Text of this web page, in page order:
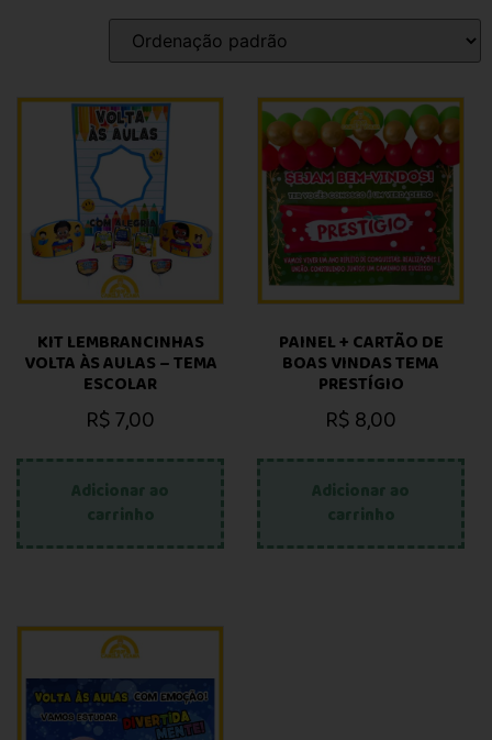
KIT LEMBRANCINHAS
VOLTA ÀS AULAS – TEMA
ESCOLAR
R$7,00
Adicionar ao
carrinho
PAINEL + CARTÃO DE
BOAS VINDAS TEMA
PRESTÍGIO
R$8,00
Adicionar ao
carrinho